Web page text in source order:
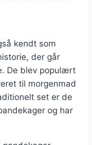
kendt som
der går
De blev populært
til morgenmad
set er de
og har